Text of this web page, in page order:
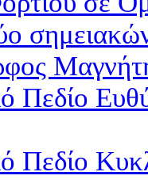
Πεδίο
Πεδίο